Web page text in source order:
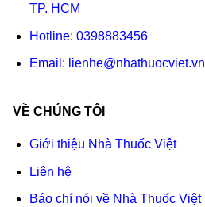
TP. HCM
Hotline: 0398883456
Email: lienhe@nhathuocviet.vn
VỀ CHÚNG TÔI
Giới thiệu Nhà Thuốc Việt
Liên hệ
Báo chí nói về Nhà Thuốc Việt